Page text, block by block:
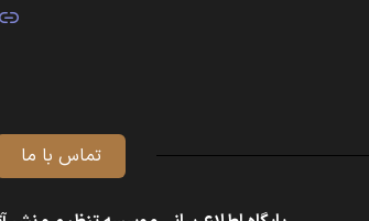
تماس با ما